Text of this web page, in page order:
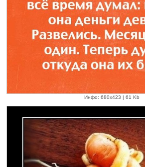
Инфо: 680х423 | 61 Kb